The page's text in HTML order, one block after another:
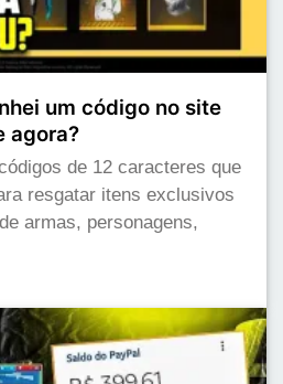
um código no site
agora?
de 12 caracteres que
resgatar itens exclusivos
armas, personagens,